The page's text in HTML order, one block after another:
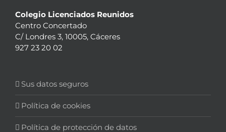
Colegio Licenciados Reunidos
Centro Concertado
C/ Londres 3, 10005, Cáceres
927 23 20 02
Sus datos seguros
Política de cookies
Política de protección de datos